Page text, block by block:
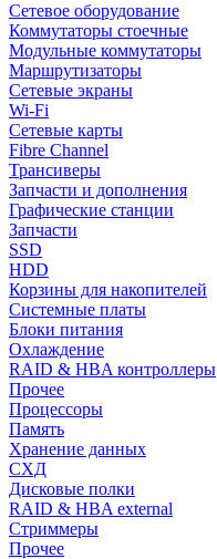
Сетевое оборудование
Коммутаторы стоечные
Модульные коммутаторы
Маршрутизаторы
Сетевые экраны
Wi-Fi
Сетевые карты
Fibre Channel
Трансиверы
Запчасти и дополнения
Графические станции
Запчасти
SSD
HDD
Корзины для накопителей
Системные платы
Блоки питания
Охлаждение
RAID & HBA контроллеры
Прочее
Процессоры
Память
Хранение данных
СХД
Дисковые полки
RAID & HBA external
Стриммеры
Прочее